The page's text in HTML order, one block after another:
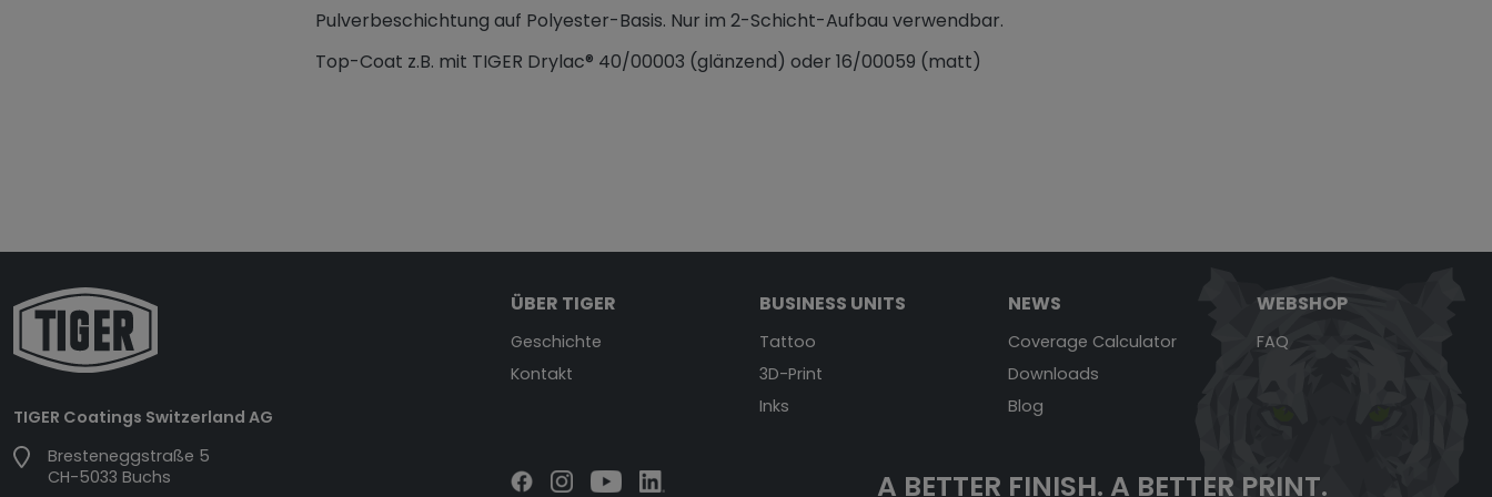
Pulverbeschichtung auf Polyester-Basis. Nur im 2-Schicht-Aufbau verwendbar.
Top-Coat z.B. mit TIGER Drylac® 40/00003 (glänzend) oder 16/00059 (matt)
TIGER Coatings Switzerland AG
Bresteneggstraße 5
CH-5033 Buchs
ÜBER TIGER
Geschichte
Kontakt
BUSINESS UNITS
Tattoo
3D-Print
Inks
NEWS
Coverage Calculator
Downloads
Blog
WEBSHOP
FAQ
A BETTER FINISH. A BETTER PRINT.